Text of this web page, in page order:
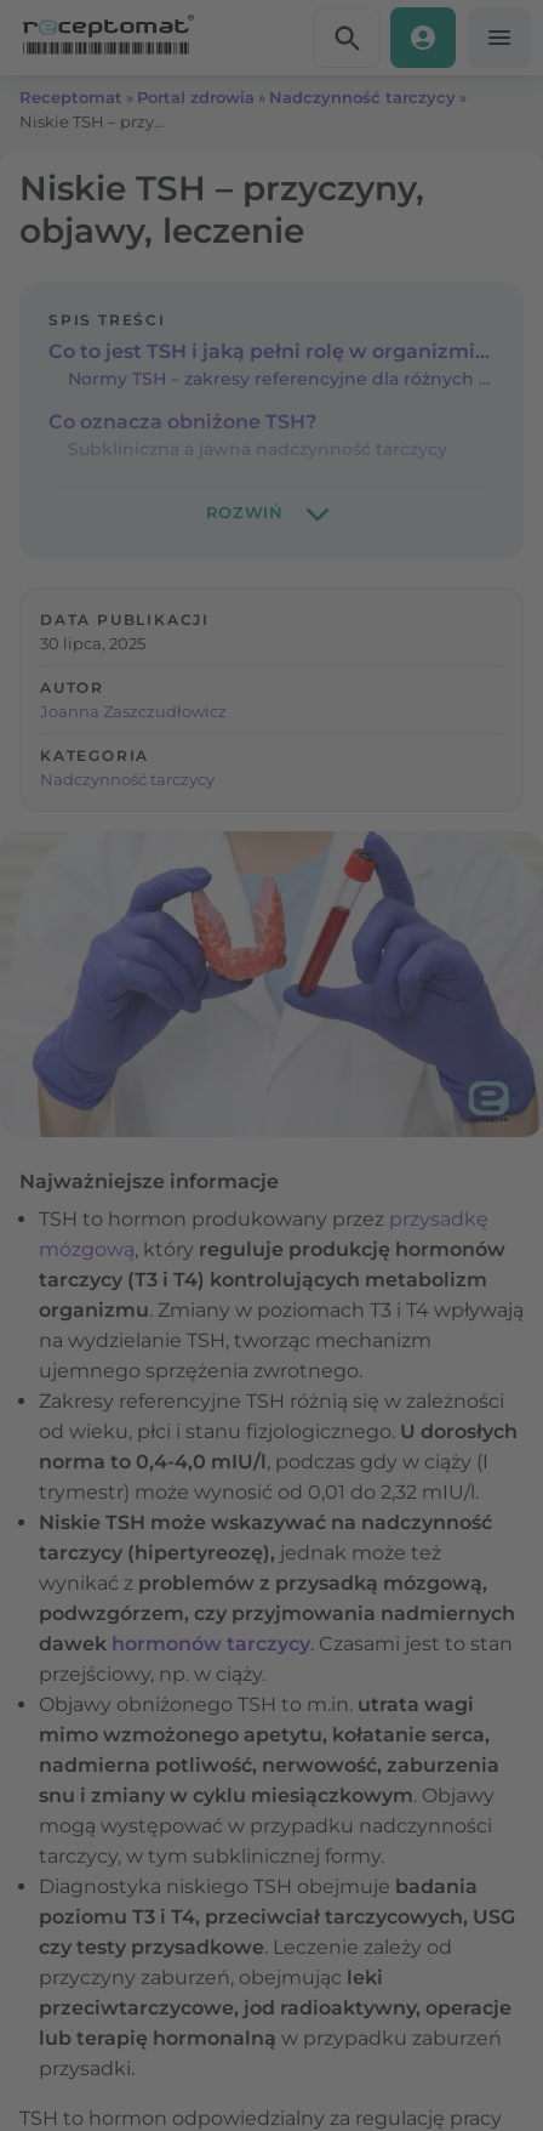
Receptomat » Portal zdrowia » Nadczynność tarczycy »
Niskie TSH – przyczyny,
objawy, leczenie
SPIS TREŚCI
Co to jest TSH i jaką pełni rolę w organizmie?
Normy TSH – zakresy referencyjne dla różnych grup wiekowych
Co oznacza obniżone TSH?
Subkliniczna a jawna nadczynność tarczycy
DATA PUBLIKACJI
30 lipca, 2025
AUTOR
Joanna Zaszczudłowicz
KATEGORIA
Nadczynność tarczycy
Najważniejsze informacje
TSH to hormon produkowany przez przysadkę
mózgową, który reguluje produkcję hormonów
tarczycy (T3 i T4) kontrolujących metabolizm
organizmu. Zmiany w poziomach T3 i T4 wpływają
na wydzielanie TSH, tworząc mechanizm
ujemnego sprzężenia zwrotnego.
Zakresy referencyjne TSH różnią się w zależności
od wieku, płci i stanu fizjologicznego. U dorosłych
norma to 0,4-4,0 mIU/l, podczas gdy w ciąży (I
trymestr) może wynosić od 0,01 do 2,32 mIU/l.
Niskie TSH może wskazywać na nadczynność
tarczycy (hipertyreozę), jednak może też
wynikać z problemów z przysadką mózgową,
podwzgórzem, czy przyjmowania nadmiernych
dawek hormonów tarczycy. Czasami jest to stan
przejściowy, np. w ciąży.
Objawy obniżonego TSH to m.in. utrata wagi
mimo wzmożonego apetytu, kołatanie serca,
nadmierna potliwość, nerwowość, zaburzenia
snu i zmiany w cyklu miesiączkowym. Objawy
mogą występować w przypadku nadczynności
tarczycy, w tym subklinicznej formy.
Diagnostyka niskiego TSH obejmuje badania
poziomu T3 i T4, przeciwciał tarczycowych, USG
czy testy przysadkowe. Leczenie zależy od
przyczyny zaburzeń, obejmując leki
przeciwtarczycowe, jod radioaktywny, operacje
lub terapię hormonalną w przypadku zaburzeń
przysadki.
TSH to hormon odpowiedzialny za regulację pracy